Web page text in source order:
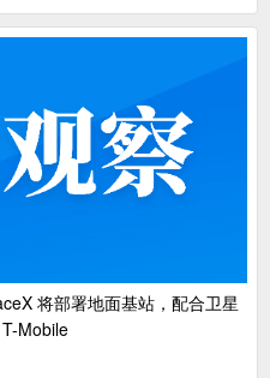
将部署地面基站，配合卫星
Mobile